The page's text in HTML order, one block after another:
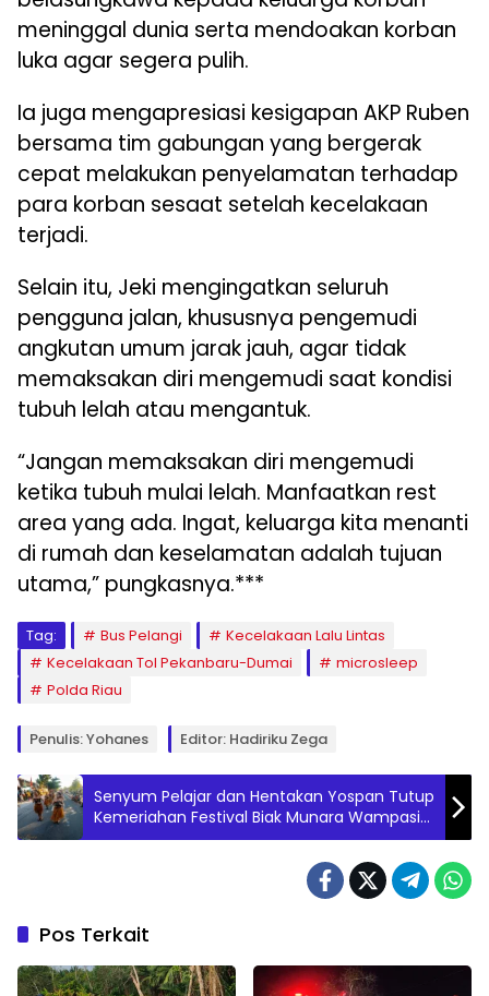
meninggal dunia serta mendoakan korban
luka agar segera pulih.
Ia juga mengapresiasi kesigapan AKP Ruben
bersama tim gabungan yang bergerak
cepat melakukan penyelamatan terhadap
para korban sesaat setelah kecelakaan
terjadi.
Selain itu, Jeki mengingatkan seluruh
pengguna jalan, khususnya pengemudi
angkutan umum jarak jauh, agar tidak
memaksakan diri mengemudi saat kondisi
tubuh lelah atau mengantuk.
“Jangan memaksakan diri mengemudi
ketika tubuh mulai lelah. Manfaatkan rest
area yang ada. Ingat, keluarga kita menanti
di rumah dan keselamatan adalah tujuan
utama,” pungkasnya.***
Tag: Bus Pelangi
Kecelakaan Lalu Lintas
Kecelakaan Tol Pekanbaru-Dumai
microsleep
Polda Riau
Penulis: Yohanes Editor: Hadiriku Zega
Senyum Pelajar dan Hentakan Yospan Tutup
Kemeriahan Festival Biak Munara Wampasi
2026
Pos Terkait